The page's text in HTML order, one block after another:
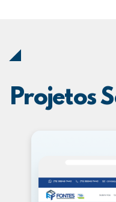
Projetos